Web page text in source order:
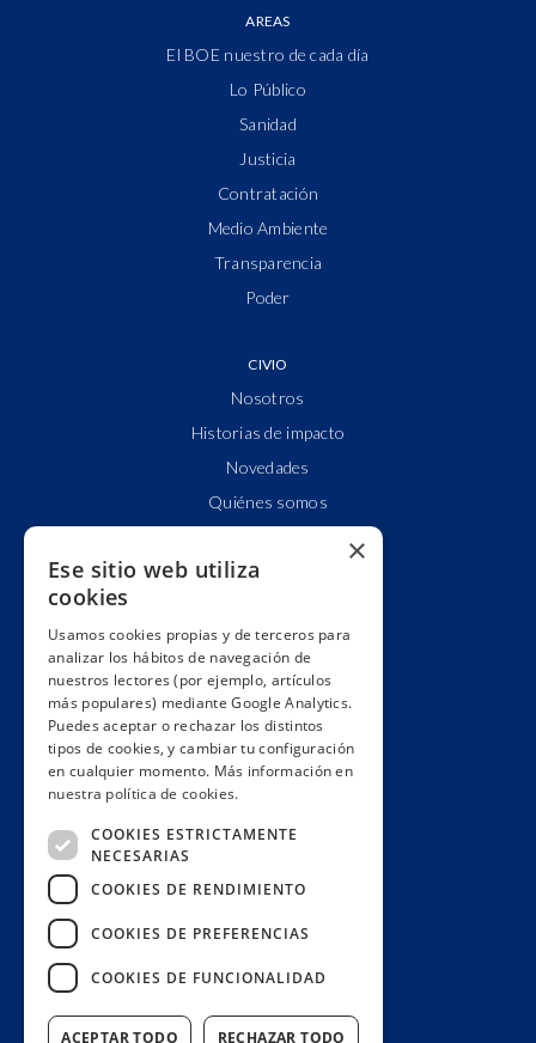
AREAS
El BOE nuestro de cada día
Lo Público
Sanidad
Justicia
Contratación
Medio Ambiente
Transparencia
Poder
CIVIO
Nosotros
Historias de impacto
Novedades
Quiénes somos
Alianzas y redes
Impacto
Premios
Formación
Código ético
Re-publica
Muro de donantes
Únete aquí
×
Ese sitio web utiliza
cookies
Usamos cookies propias y de terceros para
analizar los hábitos de navegación de
nuestros lectores (por ejemplo, artículos
más populares) mediante Google Analytics.
Puedes aceptar o rechazar los distintos
tipos de cookies, y cambiar tu configuración
en cualquier momento. Más información en
nuestra política de cookies.
COOKIES ESTRICTAMENTE
NECESARIAS
COOKIES DE RENDIMIENTO
COOKIES DE PREFERENCIAS
COOKIES DE FUNCIONALIDAD
ACEPTAR TODO RECHAZAR TODO